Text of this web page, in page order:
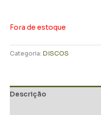
Fora de estoque
Categoria: DISCOS
Descrição